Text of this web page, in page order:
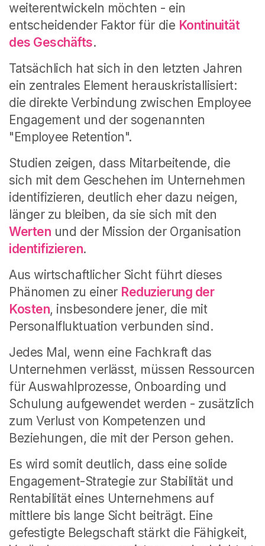
weiterentwickeln möchten - ein
entscheidender Faktor für die Kontinuität
des Geschäfts.
Tatsächlich hat sich in den letzten Jahren
ein zentrales Element herauskristallisiert:
die direkte Verbindung zwischen Employee
Engagement und der sogenannten
"Employee Retention".
Studien zeigen, dass Mitarbeitende, die
sich mit dem Geschehen im Unternehmen
identifizieren, deutlich eher dazu neigen,
länger zu bleiben, da sie sich mit den
Werten und der Mission der Organisation
identifizieren.
Aus wirtschaftlicher Sicht führt dieses
Phänomen zu einer Reduzierung der
Kosten, insbesondere jener, die mit
Personalfluktuation verbunden sind.
Jedes Mal, wenn eine Fachkraft das
Unternehmen verlässt, müssen Ressourcen
für Auswahlprozesse, Onboarding und
Schulung aufgewendet werden - zusätzlich
zum Verlust von Kompetenzen und
Beziehungen, die mit der Person gehen.
Es wird somit deutlich, dass eine solide
Engagement-Strategie zur Stabilität und
Rentabilität eines Unternehmens auf
mittlere bis lange Sicht beiträgt. Eine
gefestigte Belegschaft stärkt die Fähigkeit,